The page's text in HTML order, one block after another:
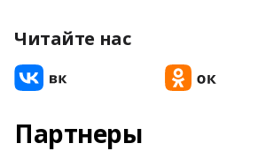
Читайте нас
Партнеры